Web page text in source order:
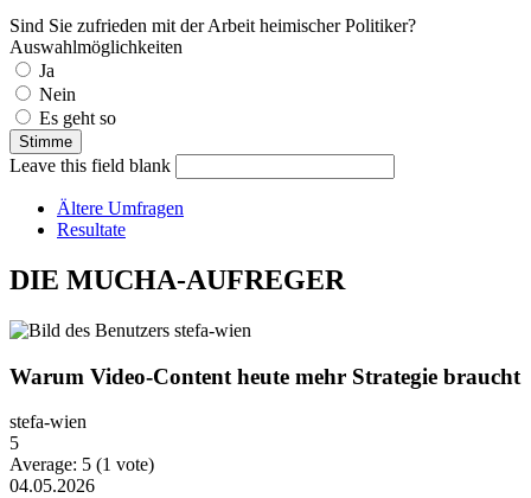
Sind Sie zufrieden mit der Arbeit heimischer Politiker?
Auswahlmöglichkeiten
Ja
Nein
Es geht so
Leave this field blank
Ältere Umfragen
Resultate
DIE MUCHA-AUFREGER
Warum Video-Content heute mehr Strategie braucht
stefa-wien
5
Average: 5 (1 vote)
04.05.2026